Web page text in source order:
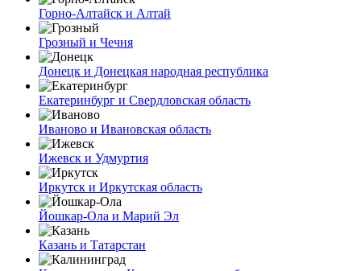
Горно-Алтайск и Алтай
Грозный и Чечня
Донецк и Донецкая народная республика
Екатеринбург и Свердловская область
Иваново и Ивановская область
Ижевск и Удмуртия
Иркутск и Иркутская область
Йошкар-Ола и Марий Эл
Казань и Татарстан